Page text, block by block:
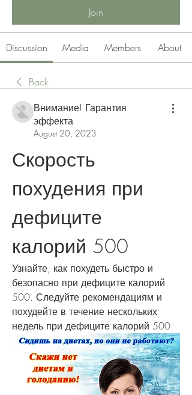
Join
Discussion Media Members About
Back
Внимание! Гарантия
эффекта
August 20, 2023
Скорость
похудения при
дефиците
калорий 500
Узнайте, как похудеть быстро и
безопасно при дефиците калорий
500. Следуйте рекомендациям и
похудейте в течение нескольких
недель при дефиците калорий 500.